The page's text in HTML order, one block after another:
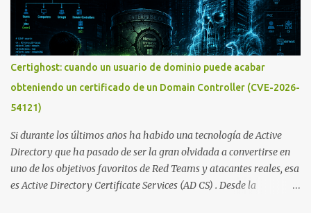
ética como para entrar en cuentas de Gmail o WhatsApp,
comprometer bases de datos o cambiar notas de cursos. La Lista
de Hackers, que atrajo la atención mundial después de un informe
publicado en The New York Times, trabaja al estilo "llave en
mano". El cliente presenta la propuesta, recibe ofertas para prestar
el servicio y la garantía de los promotores del sitio de que el
demandado cumple con ...
Certighost: cuando un usuario de dominio puede acabar
obteniendo un certificado de un Domain Controller (CVE-2026-
54121)
Si durante los últimos años ha habido una tecnología de Active
Directory que ha pasado de ser la gran olvidada a convertirse en
uno de los objetivos favoritos de Red Teams y atacantes reales, esa
es Active Directory Certificate Services (AD CS) . Desde la